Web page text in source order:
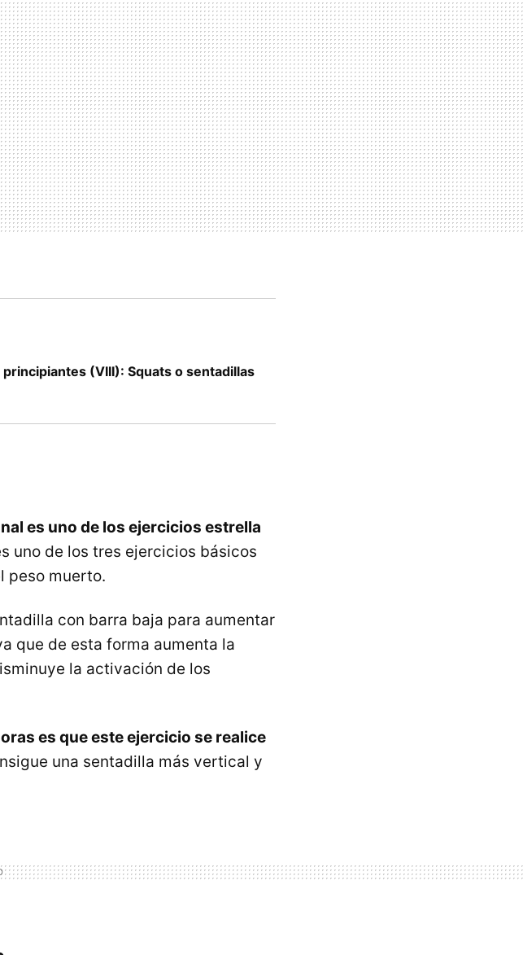
principiantes (VIII): Squats o sentadillas
es uno de los ejercicios estrella
uno de los tres ejercicios básicos
peso muerto.
con barra baja para aumentar
que de esta forma aumenta la
la activación de los
es que este ejercicio se realice
una sentadilla más vertical y